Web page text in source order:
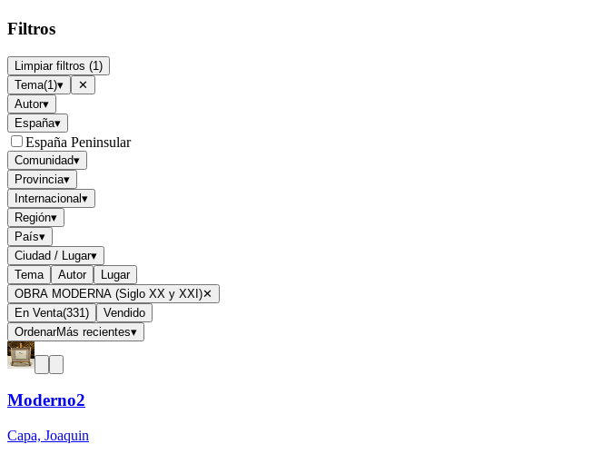
Filtros
Limpiar filtros (1)
Tema(1)▾
✕
Autor▾
España▾
España Peninsular
Comunidad▾
Provincia▾
Internacional▾
Región▾
País▾
Ciudad / Lugar▾
Tema
Autor
Lugar
OBRA MODERNA (Siglo XX y XXI)✕
En Venta(331)
Vendido
OrdenarMás recientes▾
Moderno2
Capa, Joaquin